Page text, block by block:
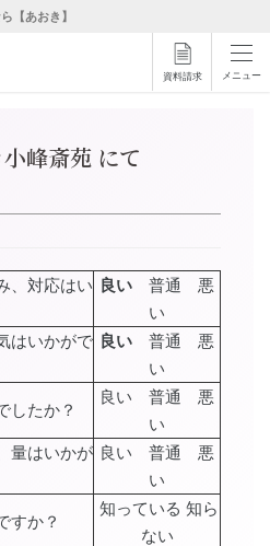
【あおき】
資料請求 メニュー
小峰斎苑 にて
、対応はい 良い 普通 悪
い
はいかがで 良い 普通 悪
い
したか？
良い 普通 悪
い
量はいかが 良い 普通 悪
い
すか？
知っている 知ら
ない